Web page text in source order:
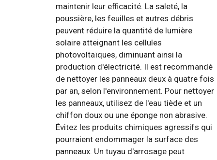
maintenir leur efficacité. La saleté, la
poussière, les feuilles et autres débris
peuvent réduire la quantité de lumière
solaire atteignant les cellules
photovoltaïques, diminuant ainsi la
production d'électricité. Il est recommandé
de nettoyer les panneaux deux à quatre fois
par an, selon l'environnement. Pour nettoyer
les panneaux, utilisez de l'eau tiède et un
chiffon doux ou une éponge non abrasive.
Évitez les produits chimiques agressifs qui
pourraient endommager la surface des
panneaux. Un tuyau d'arrosage peut